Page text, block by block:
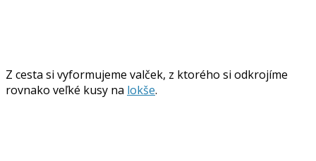
Z cesta si vyformujeme valček, z ktorého si odkrojíme
rovnako veľké kusy na lokše.